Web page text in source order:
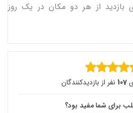
بازدید از هر دو مکان در یک روز
107 نفر از بازدیدکنندگان
برای شما مفید بود؟